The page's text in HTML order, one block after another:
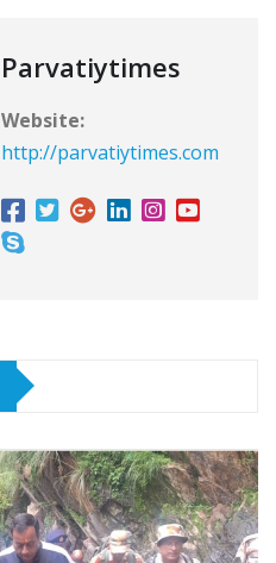
Parvatiytimes
Website:
http://parvatiytimes.com